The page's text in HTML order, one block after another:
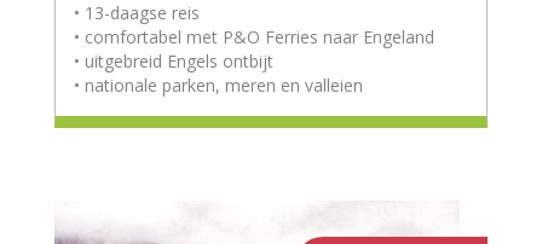
• 13-daagse reis
• comfortabel met P&O Ferries naar Engeland
• uitgebreid Engels ontbijt
• nationale parken, meren en valleien